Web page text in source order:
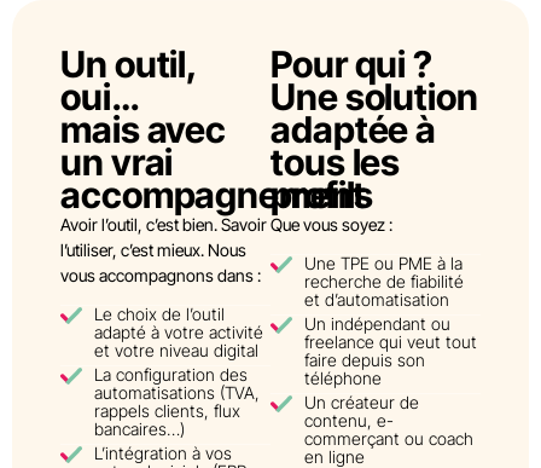
Un outil,
oui…
mais avec
un vrai
accompagnement
Avoir l’outil, c’est bien. Savoir
l’utiliser, c’est mieux. Nous
vous accompagnons dans :
Le choix de l’outil
adapté à votre activité
et votre niveau digital
La configuration des
automatisations (TVA,
rappels clients, flux
bancaires…)
L’intégration à vos
Pour qui ?
Une solution
adaptée à
tous les
profils
Que vous soyez :
Une TPE ou PME à la
recherche de fiabilité
et d’automatisation
Un indépendant ou
freelance qui veut tout
faire depuis son
téléphone
Un créateur de
contenu, e-
commerçant ou coach
en ligne